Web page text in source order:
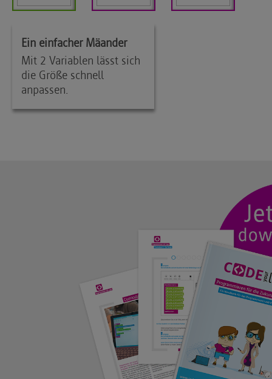
Ein einfacher Mäander
Mit 2 Variablen lässt sich
die Größe schnell
anpassen.